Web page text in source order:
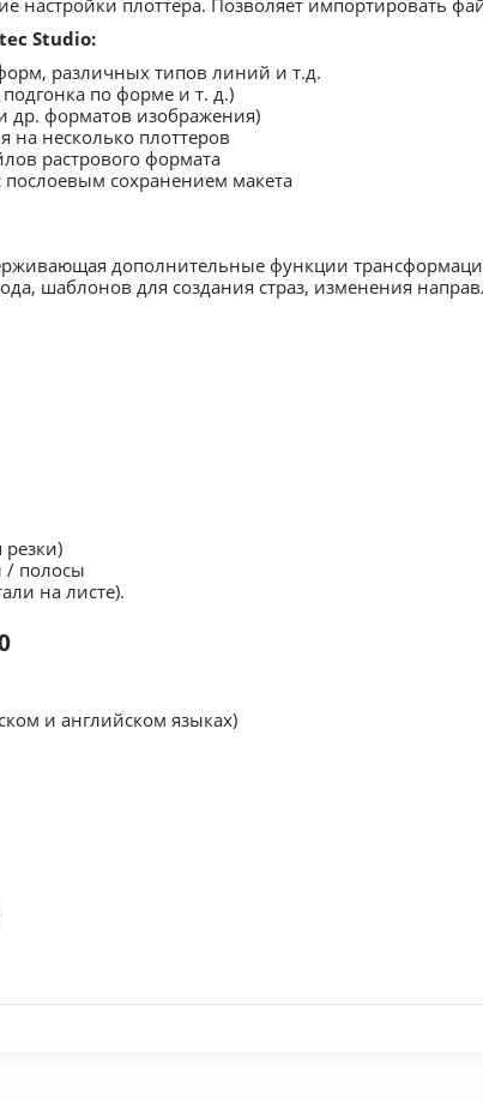
настройки плоттера. Позволяет импортировать
Studio:
различных типов линий и т.д.
по форме и т. д.)
др. форматов изображения)
несколько плоттеров
растрового формата
сохранением макета
дополнительные функции
шаблонов для создания страз, изменения
/ полосы
на листе).
и английском языках)